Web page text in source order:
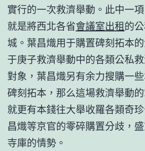
實行的一次救濟舉動。此中一
就是將西北各省會議室出租的
城。葉昌熾用于購置碑刻拓本
于庚子救濟舉動中的各類公私
對象，葉昌熾另有余力搜購一
碑刻拓本，那么這場救濟舉動
就更有本錢往大舉收羅各類奇
昌熾等京官的零碎購置分歧，
寺庫的情勢。